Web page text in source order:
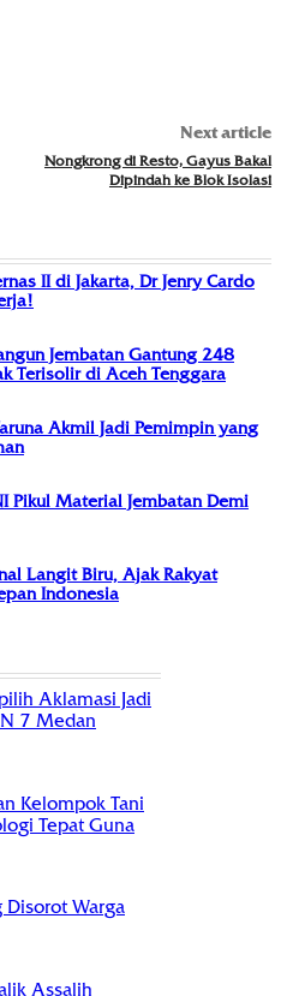
Next article
Nongkrong di Resto, Gayus Bakal
Dipindah ke Blok Isolasi
II di Jakarta, Dr Jenry Cardo
Jembatan Gantung 248
Terisolir di Aceh Tenggara
Akmil Jadi Pemimpin yang
Pikul Material Jembatan Demi
Langit Biru, Ajak Rakyat
Indonesia
Aklamasi Jadi
7 Medan
Kelompok Tani
Tepat Guna
Disorot Warga
Assalih